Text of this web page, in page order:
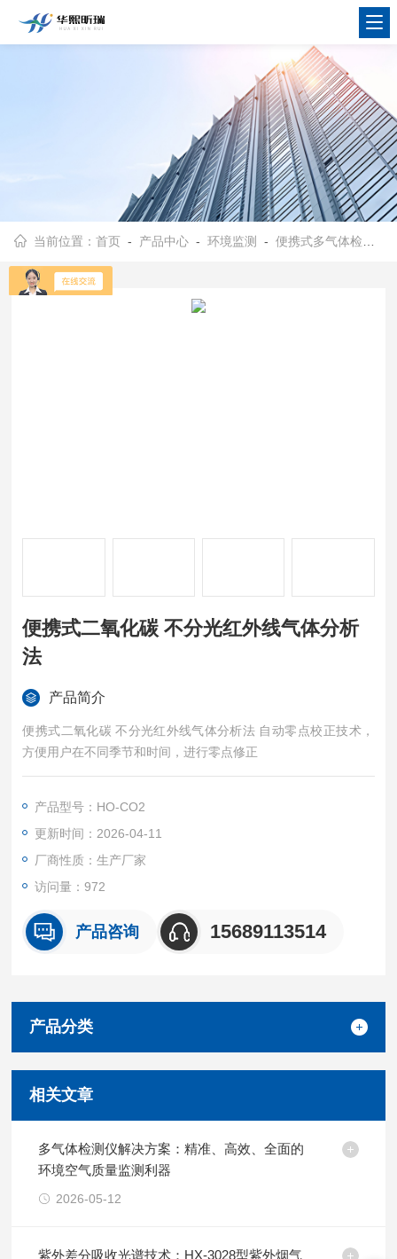
当前位置：首页 - 产品中心 -环境监测 -便携式多气体检测仪
便携式二氧化碳 不分光红外线气体分析
法
产品简介
便携式二氧化碳 不分光红外线气体分析法 自动零点校正技术，
方便用户在不同季节和时间，进行零点修正
产品型号：HO-CO2
更新时间：2026-04-11
厂商性质：生产厂家
访问量：972
产品咨询 15689113514
产品分类
相关文章
多气体检测仪解决方案：精准、高效、全面的
环境空气质量监测利器
2026-05-12
紫外差分吸收光谱技术：HX-3028型紫外烟气